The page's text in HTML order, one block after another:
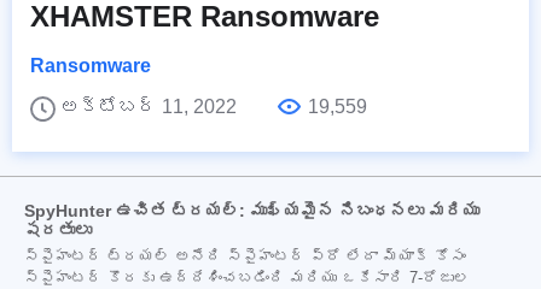
XHAMSTER Ransomware
Ransomware
అక్టోబర్ 11, 2022
19,559
SpyHunter ఉచిత ట్రయల్: ముఖ్యమైన నిబంధనలు మరియు
షరతులు
స్పైహంటర్ ట్రయల్ అనేది స్పైహంటర్ ప్రో లేదా మ్యాక్ కోసం
స్పైహంటర్ కొరకు ఉద్దేశించబడింది మరియు ఒకేసారి 7-రోజుల